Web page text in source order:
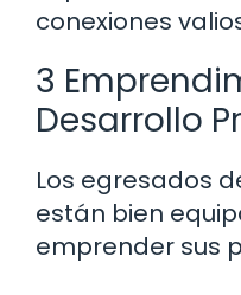
conexiones
3
Desarrollo
Los egresados
están bien
emprender sus